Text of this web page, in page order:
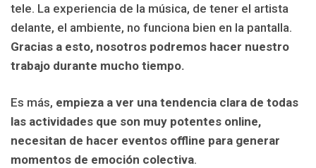
tele. La experiencia de la música, de tener el artista
delante, el ambiente, no funciona bien en la pantalla.
Gracias a esto, nosotros podremos hacer nuestro
trabajo durante mucho tiempo.
Es más, empieza a ver una tendencia clara de todas
las actividades que son muy potentes online,
necesitan de hacer eventos offline para generar
momentos de emoción colectiva.